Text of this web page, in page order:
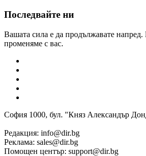
Последвайте ни
Вашата сила е да продължавате напред.
променяме с вас.
София 1000, бул. "Княз Александър
Редакция: info@dir.bg
Реклама: sales@dir.bg
Помощен център: support@dir.bg